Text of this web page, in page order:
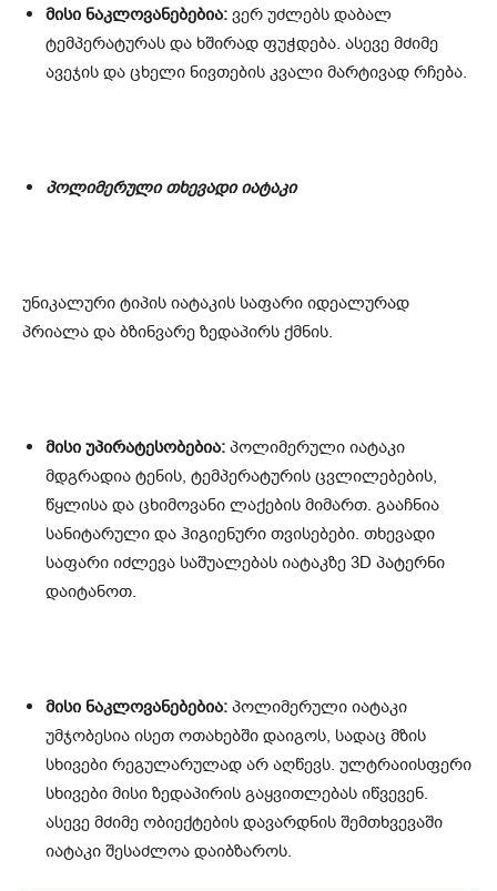
მისი ნაკლოვანებებია: ვერ უძლებს დაბალ
ტემპერატურას და ხშირად ფუჭდება. ასევე მძიმე
ავეჯის და ცხელი ნივთების კვალი მარტივად რჩება.
პოლიმერული თხევადი იატაკი
უნიკალური ტიპის იატაკის საფარი იდეალურად
პრიალა და ბზინვარე ზედაპირს ქმნის.
მისი უპირატესობებია: პოლიმერული იატაკი
მდგრადია ტენის, ტემპერატურის ცვლილებების,
წყლისა და ცხიმოვანი ლაქების მიმართ. გააჩნია
სანიტარული და ჰიგიენური თვისებები. თხევადი
საფარი იძლევა საშუალებას იატაკზე 3D პატერნი
დაიტანოთ.
მისი ნაკლოვანებებია: პოლიმერული იატაკი
უმჯობესია ისეთ ოთახებში დაიგოს, სადაც მზის
სხივები რეგულარულად არ აღწევს. ულტრაიისფერი
სხივები მისი ზედაპირის გაყვითლებას იწვევენ.
ასევე მძიმე ობიექტების დავარდნის შემთხვევაში
იატაკი შესაძლოა დაიბზაროს.